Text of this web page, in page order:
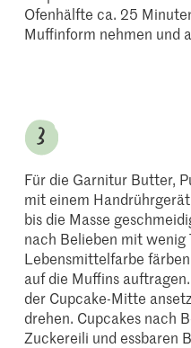
Ofenhälfte ca. 25
Muffinform nehmen und
Für die Garnitur Butter,
mit einem
bis die Masse
nach Belieben mit
Lebensmittelfarbe
auf die Muffins
der Cupcake-Mitte
drehen. Cupcakes nach
Zuckereili und essbaren